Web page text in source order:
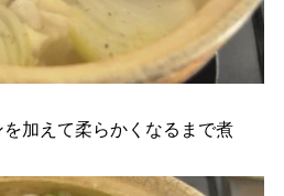
加えて柔らかくなるまで煮